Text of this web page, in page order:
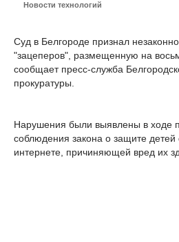
Новости технологий
Суд в Белгороде признал
"зацеперов", размещенную на
сообщает пресс-служба
прокуратуры.
Нарушения были выявлены в ходе
соблюдения закона о защите
интернете, причиняющей вред их